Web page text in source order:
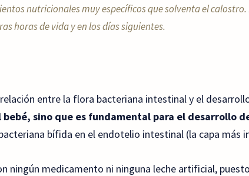
nutricionales muy específicos que solventa el calostro.
horas de vida y en los días siguientes.
entre la flora bacteriana intestinal y el
sino que es fundamental para el desarrollo
bífida en el endotelio intestinal (la capa más
ningún medicamento ni ninguna leche artificial,